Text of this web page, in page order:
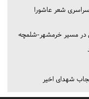
شعر عاشورا
در مسیر خرمشهر-شلمچه
شهدای اخیر